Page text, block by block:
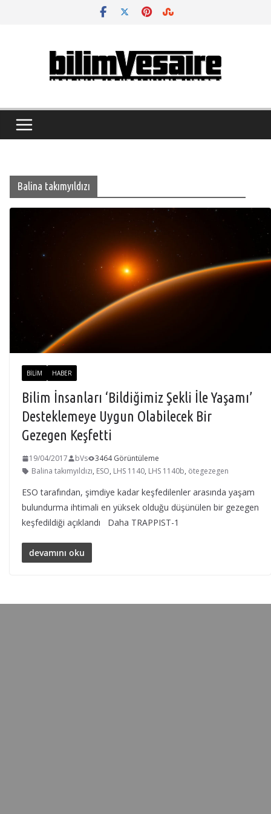
Balina takımyıldızı
BILIM HABER
Bilim İnsanları ‘Bildiğimiz Şekli İle Yaşamı’
Desteklemeye Uygun Olabilecek Bir
Gezegen Keşfetti
19/04/2017 bVs
3464 Görüntüleme
Balina takımyıldızı, ESO, LHS 1140, LHS 1140b, ötegezegen
ESO tarafından, şimdiye kadar keşfedilenler arasında yaşam
bulundurma ihtimali en yüksek olduğu düşünülen bir gezegen
keşfedildiği açıklandı Daha TRAPPIST-1
devamını oku